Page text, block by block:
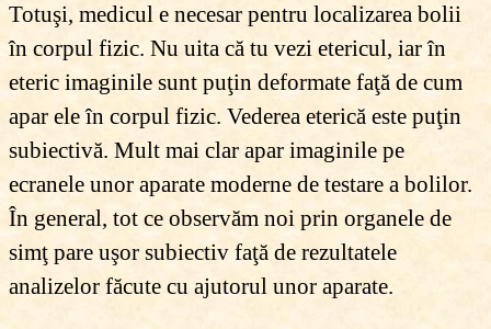
Totuşi, medicul e necesar pentru localizarea bolii
în corpul fizic. Nu uita că tu vezi etericul, iar în
eteric imaginile sunt puţin deformate faţă de cum
apar ele în corpul fizic. Vederea eterică este puţin
subiectivă. Mult mai clar apar imaginile pe
ecranele unor aparate moderne de testare a bolilor.
În general, tot ce observăm noi prin organele de
simţ pare uşor subiectiv faţă de rezultatele
analizelor făcute cu ajutorul unor aparate.